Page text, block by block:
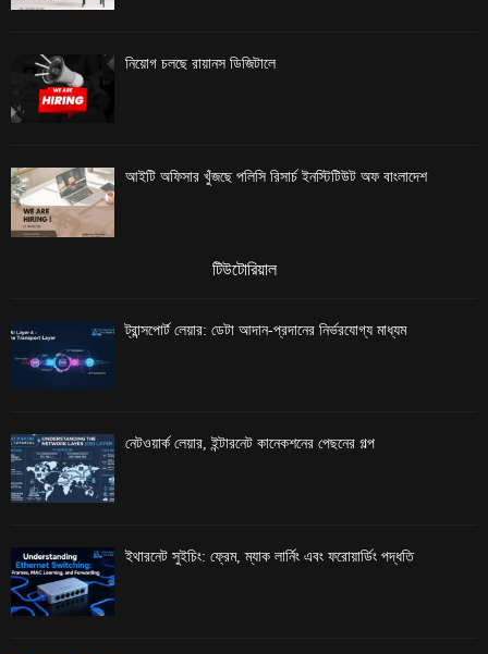
নিয়োগ চলছে রায়ানস ডিজিটালে
আইটি অফিসার খুঁজছে পলিসি রিসার্চ ইনস্টিটিউট অফ বাংলাদেশ
টিউটোরিয়াল
ট্রান্সপোর্ট লেয়ার: ডেটা আদান-প্রদানের নির্ভরযোগ্য মাধ্যম
নেটওয়ার্ক লেয়ার, ইন্টারনেট কানেকশনের পেছনের গল্প
ইথারনেট সুইচিং: ফ্রেম, ম্যাক লার্নিং এবং ফরোয়ার্ডিং পদ্ধতি